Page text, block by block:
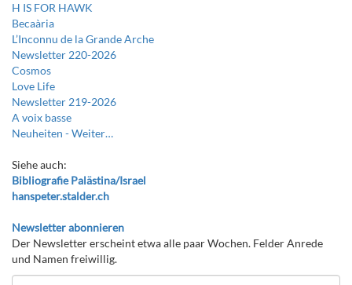
H IS FOR HAWK
Becaària
L’Inconnu de la Grande Arche
Newsletter 220-2026
Cosmos
Love Life
Newsletter 219-2026
A voix basse
Neuheiten -Weiter…
Siehe auch:
Bibliografie Palästina/Israel
hanspeter.stalder.ch
Newsletter abonnieren
Der Newsletter erscheint etwa alle paar Wochen. Felder Anrede
und Namen freiwillig.